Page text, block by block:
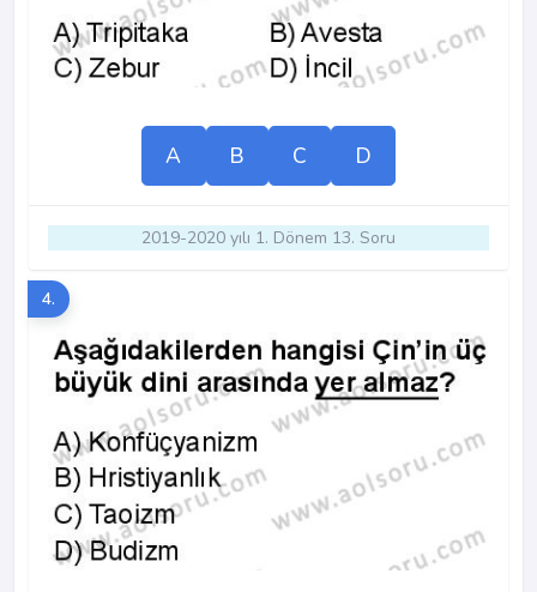
A B C D
2019-2020 yılı 1. Dönem 13. Soru
4.